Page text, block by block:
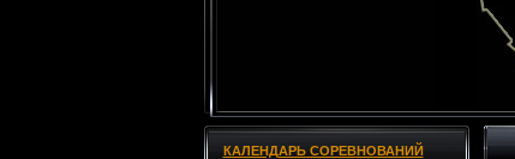
КАЛЕНДАРЬ СОРЕВНОВАНИЙ